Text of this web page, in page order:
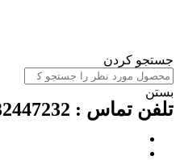
کردن
تماس : 04132447232